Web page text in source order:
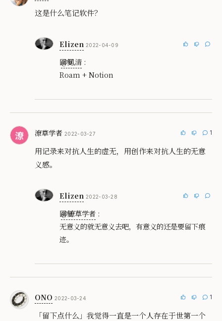
这是什么笔记软件？
Elizen 2022-04-09
回复
@风清 :
Roam + Notion
潦草学者 2022-03-27 1
用记录来对抗人生的虚无，用创作来对抗人生的无意
义感。
Elizen 2022-03-28
回复
@潦草学者 :
无意义的就无意义去吧，有意义的还是要留下痕
迹。
ONO 2022-03-24 1
「留下点什么」我觉得一直是一个人存在于世第一个